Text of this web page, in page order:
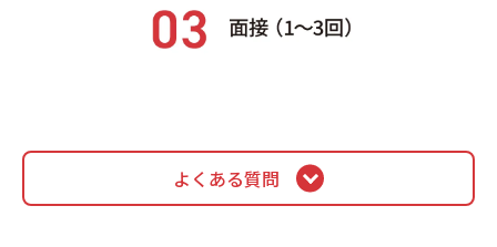
よくある質問